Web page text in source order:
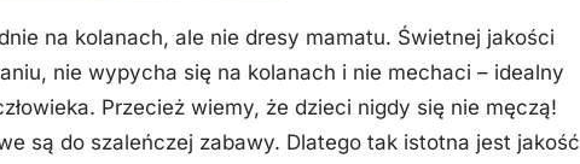
na kolanach, ale nie dresy mamatu. Świetnej jakości
nie wypycha się na kolanach i nie mechaci – idealny
Przecież wiemy, że dzieci nigdy się nie męczą!
są do szaleńczej zabawy. Dlatego tak istotna jest jakość